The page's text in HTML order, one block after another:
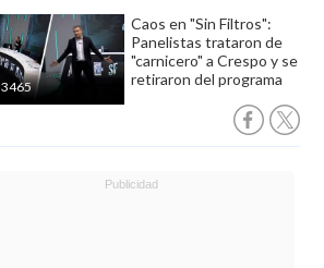
3465
Caos en "Sin Filtros":
Panelistas trataron de
"carnicero" a Crespo y se
retiraron del programa